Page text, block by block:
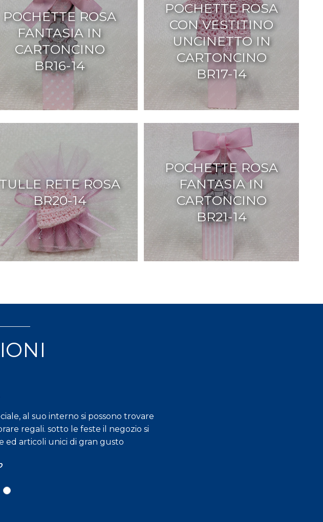
POCHETTE ROSA
FANTASIA IN
CARTONCINO
BR16-14
POCHETTE ROSA
CON VESTITINO
UNCINETTO IN
CARTONCINO
BR17-14
TULLE RETE ROSA
BR20-14
POCHETTE ROSA
FANTASIA IN
CARTONCINO
BR21-14
al suo interno si possono trovare
regali. sotto le feste il negozio si
ed articoli unici di gran gusto